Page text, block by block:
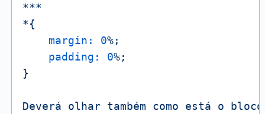
***
*{
margin:
0%;
padding:
0%;
}
Deverá olhar também como está o
bloco